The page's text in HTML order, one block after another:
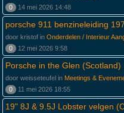
0
14 mei 2026 14:48
porsche 911 benzineleiding
door kristof in Onderdelen / Interieur
0
12 mei 2026 9:58
Porsche in the Glen (Scotland)
door weisseteufel in Meetings &
0
11 mei 2026 18:55
19" 8J & 9.5J Lobster velgen